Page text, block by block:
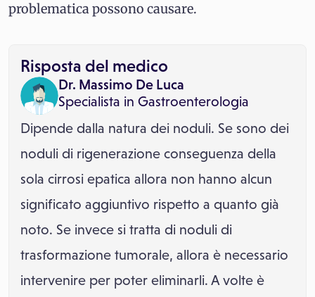
problematica possono causare.
Risposta del medico
Dr. Massimo De Luca
Specialista in Gastroenterologia
Dipende dalla natura dei noduli. Se sono dei
noduli di rigenerazione conseguenza della
sola cirrosi epatica allora non hanno alcun
significato aggiuntivo rispetto a quanto già
noto. Se invece si tratta di noduli di
trasformazione tumorale, allora è necessario
intervenire per poter eliminarli. A volte è